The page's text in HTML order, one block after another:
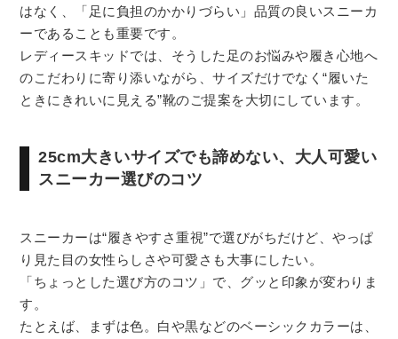
はなく、「足に負担のかかりづらい」品質の良いスニーカ
ーであることも重要です。
レディースキッドでは、そうした足のお悩みや履き心地へ
のこだわりに寄り添いながら、サイズだけでなく“履いた
ときにきれいに見える”靴のご提案を大切にしています。
25cm大きいサイズでも諦めない、大人可愛い
スニーカー選びのコツ
スニーカーは“履きやすさ重視”で選びがちだけど、やっぱ
り見た目の女性らしさや可愛さも大事にしたい。
「ちょっとした選び方のコツ」で、グッと印象が変わりま
す。
たとえば、まずは色。白や黒などのベーシックカラーは、